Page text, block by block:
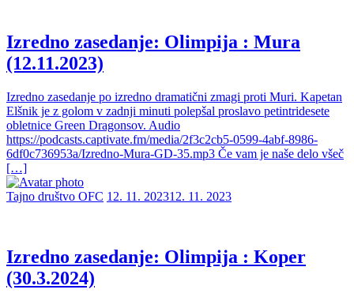
Izredno zasedanje: Olimpija : Mura
(12.11.2023)
Izredno zasedanje po izredno dramatični zmagi proti Muri. Kapetan
Elšnik je z golom v zadnji minuti polepšal proslavo petintridesete
obletnice Green Dragonsov. Audio
https://podcasts.captivate.fm/media/2f3c2cb5-0599-4abf-8986-
6df0c736953a/Izredno-Mura-GD-35.mp3 Če vam je naše delo všeč
[…]
Tajno društvo OFC 12. 11. 202312. 11. 2023
Izredno zasedanje: Olimpija : Koper
(30.3.2024)